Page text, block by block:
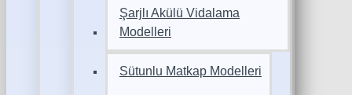
Şarjlı Akülü Vidalama
Modelleri
Sütunlu Matkap Modelleri